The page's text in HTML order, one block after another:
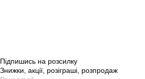
Підпишись на розсилку
Знижки, акції, розіграші, розпродаж